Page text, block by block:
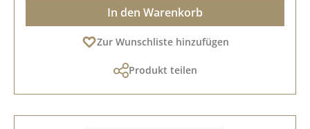
In den Warenkorb
Zur Wunschliste hinzufügen
Produkt teilen